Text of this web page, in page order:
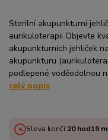
Sterilní akupunkturní
aurikuloterapii Objevte
akupunkturních jehliček
akupunkturu
podlepené voděodolnou
celý popis
Sleva končí:20hod19